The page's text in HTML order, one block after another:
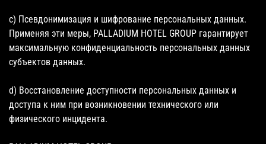
c) Псевдонимизация и шифрование персональных данных.
Применяя эти меры, PALLADIUM HOTEL GROUP гарантирует
максимальную конфиденциальность персональных данных
субъектов данных.
d) Восстановление доступности персональных данных и
доступа к ним при возникновении технического или
физического инцидента.